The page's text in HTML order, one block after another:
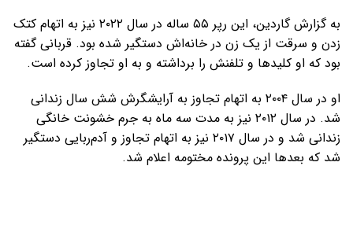
به گزارش گاردین، این رپر ۵۵ ساله در سال ۲۰۲۲ نیز به اتهام کتک
زدن و سرقت از یک زن در خانه‌اش دستگیر شده بود. قربانی گفته
بود که او کلیدها و تلفنش را برداشته و به او تجاوز کرده است.
او در سال ۲۰۰۴ به اتهام تجاوز به آرایشگرش شش سال زندانی
شد. در سال ۲۰۱۲ نیز به مدت سه ماه به جرم خشونت خانگی
زندانی شد و در سال ۲۰۱۷ نیز به اتهام تجاوز و آدم‌ربایی دستگیر
شد که بعدها این پرونده مختومه اعلام شد.